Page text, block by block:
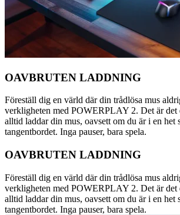
OAVBRUTEN LADDNING
Föreställ dig en värld där din trådlösa mus
verkligheten med POWERPLAY 2. Det är det
alltid laddar din mus, oavsett om du är i en het
tangentbordet. Inga pauser, bara spela.
OAVBRUTEN LADDNING
Föreställ dig en värld där din trådlösa mus
verkligheten med POWERPLAY 2. Det är det
alltid laddar din mus, oavsett om du är i en het
tangentbordet. Inga pauser, bara spela.